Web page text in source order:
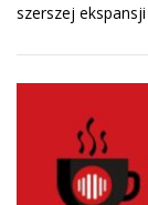
szerszej